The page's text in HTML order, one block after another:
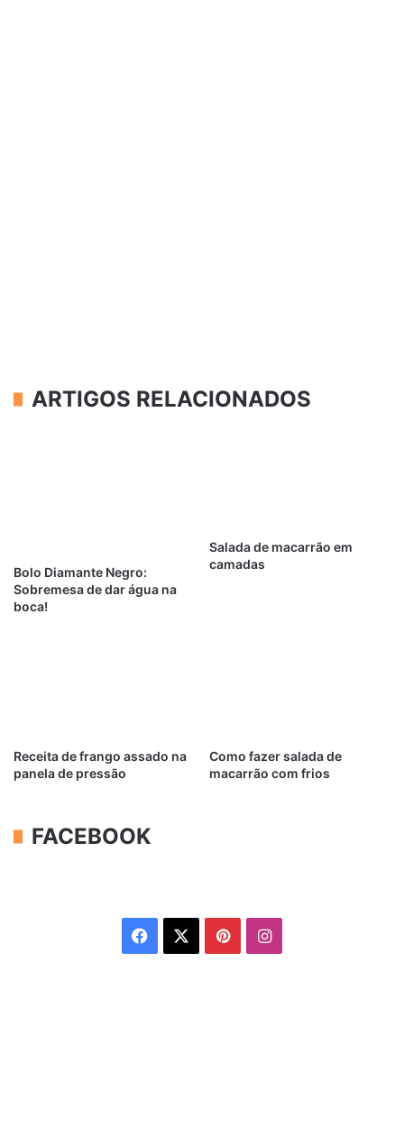
ARTIGOS RELACIONADOS
Bolo Diamante Negro:
Sobremesa de dar água na
boca!
Salada de macarrão em
camadas
Receita de frango assado na
panela de pressão
Como fazer salada de
macarrão com frios
FACEBOOK
Facebook PinterestInstagram